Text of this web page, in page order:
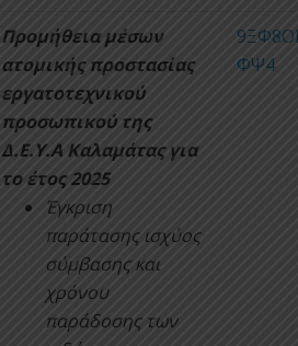
Προμήθεια μέσων
ατομικής προστασίας
εργατοτεχνικού
προσωπικού της
Δ.Ε.Υ.Α Καλαμάτας για
το έτος 2025
Έγκριση
παράτασης ισχύος
σύμβασης και
χρόνου
παράδοσης των
ΦΨ4